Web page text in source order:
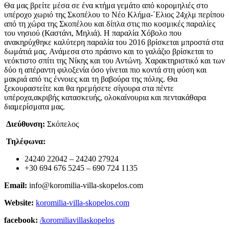
Θα μας βρείτε μέσα σε ένα κτήμα γεμάτο από κορομηλιές στο
υπέροχο χωριό της Σκοπέλου το Νέο Κλήμα-΄Ελιος 24χλμ περίπου
από τη χώρα της Σκοπέλου και δίπλα στις πιο κοσμικές παραλίες
του νησιού (Καστάνι, Μηλιά). Η παραλία Χόβολο που
ανακηρύχθηκε καλύτερη παραλία του 2016 βρίσκεται μπροστά στα
δωμάτιά μας. Ανάμεσα στο πράσινο και το γαλάζιο βρίσκεται το
νεόκτιστο σπίτι της Νίκης και του Αντώνη. Χαρακτηριστικό και των
δύο η απέραντη φιλοξενία όσο γίνεται πιο κοντά στη φύση και
μακριά από τις έννοιες και τη βαβούρα της πόλης. Θα
ξεκουραστείτε και θα ηρεμήσετε σίγουρα στα πέντε
υπέροχα,ακριβής κατασκευής, ολοκαίνουρια και πεντακάθαρα
διαμερίσματα μας.
Διεύθυνση: Σκόπελος
Τηλέφωνα:
24240 22042 – 24240 27924
+30 694 676 5245 – 690 724 1135
Email: info@koromilia-villa-skopelos.com
Website: koromilia-villa-skopelos.com
facebook: /koromiliavillaskopelos